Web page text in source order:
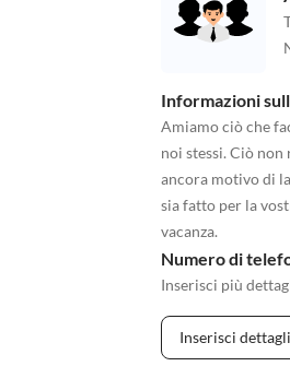
Informazioni
Amiamo ciò che
noi stessi. Ciò
ancora motivo di
sia fatto per la
vacanza.
Numero di
Inserisci più
Inserisci dettagli